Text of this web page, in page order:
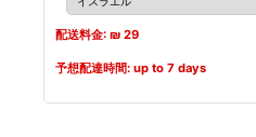
配送料金: ₪ 29
予想配達時間: up to 7 days